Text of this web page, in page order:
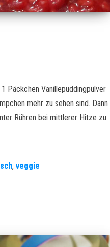
Päckchen Vanillepuddingpulver
mehr zu sehen sind. Dann
Rühren bei mittlerer Hitze zu
,veggie